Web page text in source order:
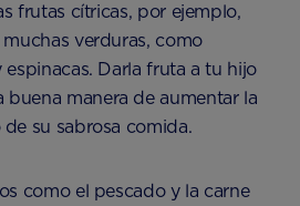
frutas cítricas, por ejemplo,
verduras, como
Darla fruta a tu hijo
buena manera de aumentar la
su sabrosa comida.
como el pescado y la carne